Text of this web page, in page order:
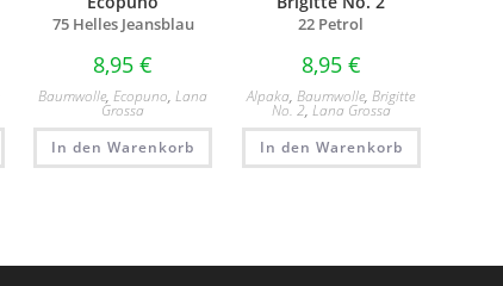
75 Helles Jeansblau
8,95€
Baumwolle,Ecopuno,Lana
Grossa
In den Warenkorb
22 Petrol
8,95 €
Alpaka,Baumwolle,Brigitte
No. 2, Lana Grossa
In den Warenkorb